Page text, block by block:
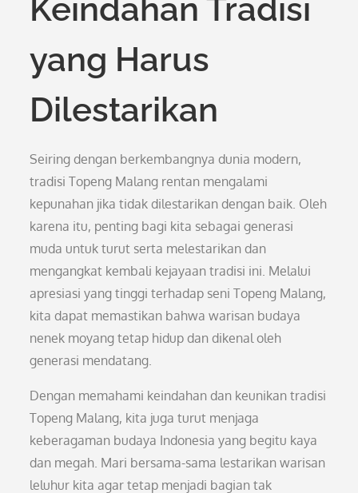
Keindahan Tradisi
yang Harus
Dilestarikan
Seiring dengan berkembangnya dunia modern,
tradisi Topeng Malang rentan mengalami
kepunahan jika tidak dilestarikan dengan baik. Oleh
karena itu, penting bagi kita sebagai generasi
muda untuk turut serta melestarikan dan
mengangkat kembali kejayaan tradisi ini. Melalui
apresiasi yang tinggi terhadap seni Topeng Malang,
kita dapat memastikan bahwa warisan budaya
nenek moyang tetap hidup dan dikenal oleh
generasi mendatang.
Dengan memahami keindahan dan keunikan tradisi
Topeng Malang, kita juga turut menjaga
keberagaman budaya Indonesia yang begitu kaya
dan megah. Mari bersama-sama lestarikan warisan
leluhur kita agar tetap menjadi bagian tak